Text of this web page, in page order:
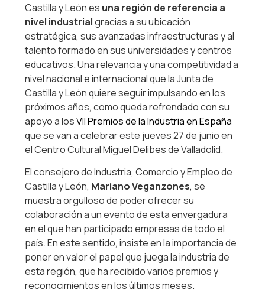
Castilla y León es una región de referencia a
nivel industrialgracias a su ubicación
estratégica, sus avanzadas infraestructuras y al
talento formado en sus universidades y centros
educativos. Una relevancia y una competitividad a
nivel nacional e internacional que la Junta de
Castilla y León quiere seguir impulsando en los
próximos años, como queda refrendado con su
apoyo a losVII Premios de la Industria en España
que se van a celebrar este jueves 27 de junio en
el Centro Cultural Miguel Delibes de Valladolid.
El consejero de Industria, Comercio y Empleo de
Castilla y León, Mariano Veganzones, se
muestra orgulloso de poder ofrecer su
colaboración a un evento de esta envergadura
en el que han participado empresas de todo el
país. En este sentido, insiste en la importancia de
poner en valor el papel que juega la industria de
esta región, que ha recibido varios premios y
reconocimientos en los últimos meses.